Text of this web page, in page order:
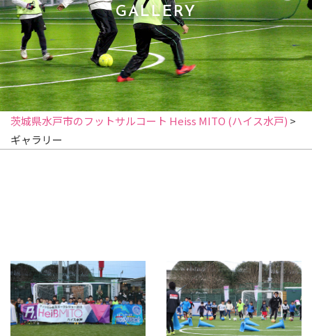
GALLERY
茨城県水戸市のフットサルコート Heiss MITO (ハイス水戸) >
ギャラリー